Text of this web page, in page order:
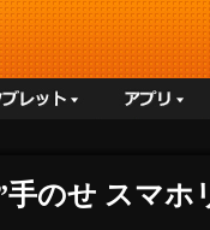
のせ スマホ